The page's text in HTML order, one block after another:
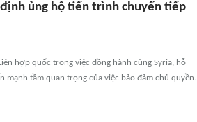
ủng hộ tiến trình chuyển tiếp
hợp quốc trong việc đồng hành cùng Syria, hỗ
tầm quan trọng của việc bảo đảm chủ quyền.